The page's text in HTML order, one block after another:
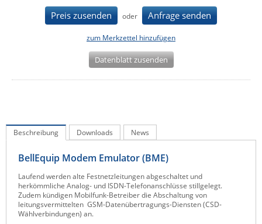
Kramer Electronics
KVM TEC
Milesight
Panorama Antennas
PatchSee
Power Kingdom
Poynting
Raritan
Preis zusenden oder Anfrage senden
zum Merkzettel hinzufügen
Datenblatt zusenden
Beschreibung Downloads News
BellEquip Modem Emulator (BME)
Laufend werden alte Festnetzleitungen abgeschaltet und
herkömmliche Analog- und ISDN-Telefonanschlüsse stillgelegt.
Zudem kündigen Mobilfunk-Betreiber die Abschaltung von
leitungsvermittelten GSM-Datenübertragungs-Diensten (CSD-
Wählverbindungen) an.